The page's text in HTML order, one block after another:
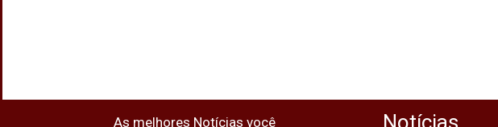
As melhores Notícias você Notícias